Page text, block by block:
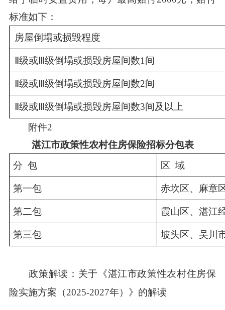
标准如下：
房屋倒塌或损毁程度
Ⅱ级或Ⅲ级倒塌或损毁房屋间数1间
Ⅱ级或Ⅲ级倒塌或损毁房屋间数2间
Ⅱ级或Ⅲ级倒塌或损毁房屋间数3间及以上
附件2
湛江市政策性农村住房保险招标分包表
分  包
区  域
第一包 赤坎区、麻章
第二包 霞山区、湛江
第三包 坡头区、吴川
政策解读： 关于《湛江市政策性农村住房保
险实施方案（2025-2027年）》的解读